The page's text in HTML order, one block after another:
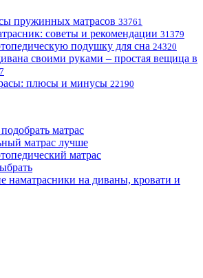
пружинных матрасов 33761
советы и рекомендации 31379
подушку для сна 24320
своими руками – простая вещица в
плюсы и минусы 22190
матрас
матрас лучше
матрас
наматрасники на диваны, кровати и